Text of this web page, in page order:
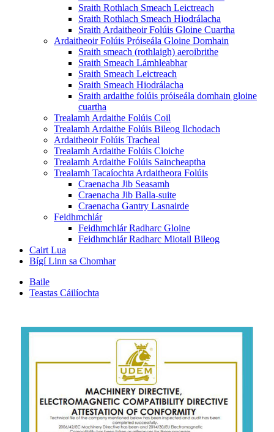
Sraith Rothlach Smeach Leictreach
Sraith Rothlach Smeach Hiodrálacha
Sraith Ardaitheoir Folúis Gloine Cuartha
Ardaitheoir Folúis Próiseála Gloine Domhain
Sraith smeach (rothlaigh) aeroibrithe
Sraith Smeach Lámhleabhar
Sraith Smeach Leictreach
Sraith Smeach Hiodrálacha
Sraith ardaithe folúis próiseála domhain gloine
cuartha
Trealamh Ardaithe Folúis Coil
Trealamh Ardaithe Folúis Bileog Ilchodach
Ardaitheoir Folúis Tracheal
Trealamh Ardaithe Folúis Cloiche
Trealamh Ardaithe Folúis Saincheaptha
Trealamh Tacaíochta Ardaitheora Folúis
Craenacha Jib Seasamh
Craenacha Jib Balla-suite
Craenacha Gantry Lasnairde
Feidhmchlár
Feidhmchlár Radharc Gloine
Feidhmchlár Radharc Miotail Bileog
Cairt Lua
Bígí Linn sa Chomhar
Baile
Teastas Cáilíochta